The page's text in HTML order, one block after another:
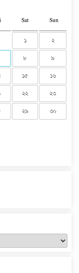
Sat Sun
১ ২
৮ ৯
১৫ ১৬
২২ ২৩
২৯ ৩০